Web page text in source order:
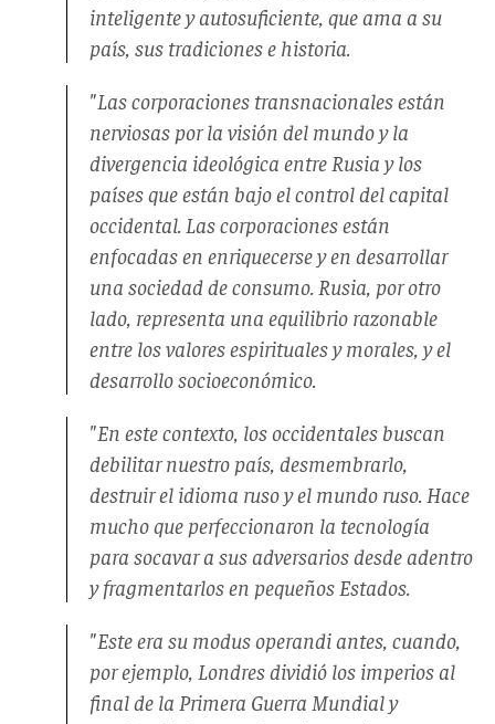
inteligente y autosuficiente, que ama a su
país, sus tradiciones e historia.
"Las corporaciones transnacionales están
nerviosas por la visión del mundo y la
divergencia ideológica entre Rusia y los
países que están bajo el control del capital
occidental. Las corporaciones están
enfocadas en enriquecerse y en desarrollar
una sociedad de consumo. Rusia, por otro
lado, representa una equilibrio razonable
entre los valores espirituales y morales, y el
desarrollo socioeconómico.
"En este contexto, los occidentales buscan
debilitar nuestro país, desmembrarlo,
destruir el idioma ruso y el mundo ruso. Hace
mucho que perfeccionaron la tecnología
para socavar a sus adversarios desde adentro
y fragmentarlos en pequeños Estados.
"Este era su modus operandiantes, cuando,
por ejemplo, Londres dividió los imperios al
final de la Primera Guerra Mundial y